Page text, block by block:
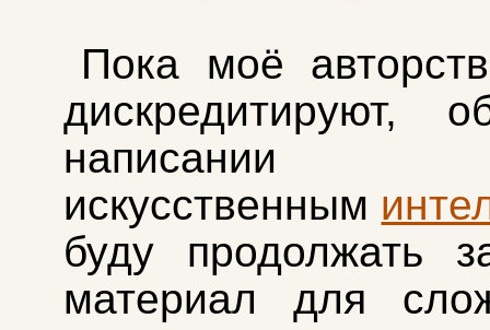
Пока моё
дискредитируют,
написании
искусственным
буду продолжать
материал для